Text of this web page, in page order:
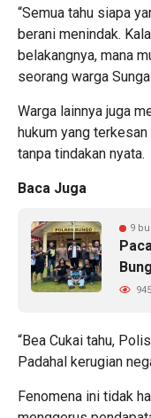
“Semua tahu siapa
berani menindak.
belakangnya, mana
seorang warga
Warga lainnya juga
hukum yang
tanpa tindakan nyata.
Baca Juga
9
945
“Bea Cukai tahu,
Padahal kerugian
Fenomena ini tidak